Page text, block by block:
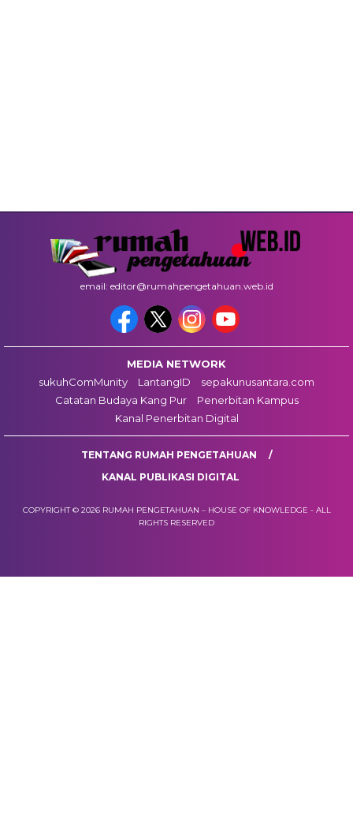
email: editor@rumahpengetahuan.web.id
MEDIA NETWORK
sukuhComMunity
LantangID
sepakunusantara.com
Catatan Budaya Kang Pur
Penerbitan Kampus
Kanal Penerbitan Digital
TENTANG RUMAH PENGETAHUAN
KANAL PUBLIKASI DIGITAL
COPYRIGHT © 2026 RUMAH PENGETAHUAN – HOUSE OF KNOWLEDGE - ALL
RIGHTS RESERVED